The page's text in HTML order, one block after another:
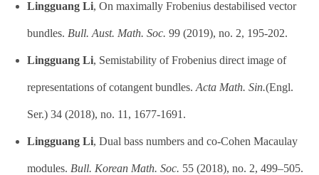
Lingguang Li, On maximally Frobenius destabilised vector
bundles. Bull. Aust. Math. Soc. 99 (2019), no. 2, 195-202.
Lingguang Li, Semistability of Frobenius direct image of
representations of cotangent bundles. Acta Math. Sin.(Engl.
Ser.) 34 (2018), no. 11, 1677-1691.
Lingguang Li, Dual bass numbers and co-Cohen Macaulay
modules. Bull. Korean Math. Soc. 55 (2018), no. 2, 499–505.